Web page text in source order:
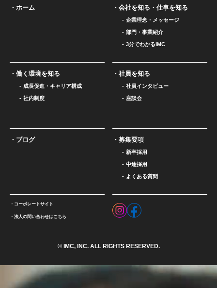
ホーム 会社を知る・仕事を知る
企業理念・メッセージ
部門・事業紹介
3分でわかるIMC
働く環境を知る
成長促進・キャリア構成
社内制度
社員を知る
社員インタビュー
座談会
ブログ 募集要項
新卒採用
中途採用
よくある質問
コーポレートサイト
法人の問い合わせはこちら
© IMC, INC. ALL RIGHTS RESERVED.